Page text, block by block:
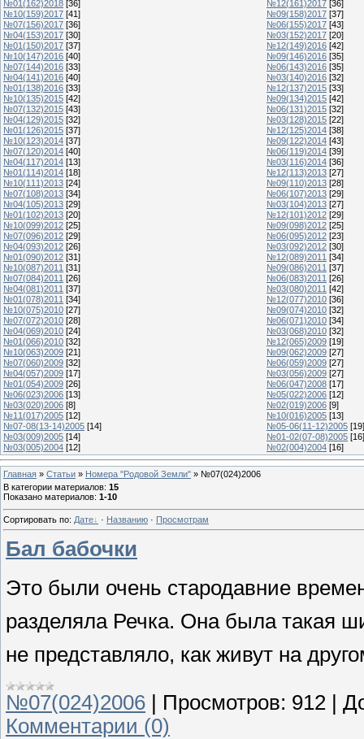
№01(162)2018 [36] №12(161)2017 [36]
№10(159)2017 [41] №09(158)2017 [37]
№07(156)2017 [36] №06(155)2017 [43]
№04(153)2017 [30] №03(152)2017 [20]
№01(150)2017 [37] №12(149)2016 [42]
№10(147)2016 [40] №09(146)2016 [35]
№07(144)2016 [33] №06(143)2016 [35]
№04(141)2016 [40] №03(140)2016 [32]
№01(138)2016 [33] №12(137)2015 [33]
№10(135)2015 [42] №09(134)2015 [42]
№07(132)2015 [43] №06(131)2015 [32]
№04(129)2015 [32] №03(128)2015 [22]
№01(126)2015 [37] №12(125)2014 [38]
№10(123)2014 [37] №09(122)2014 [43]
№07(120)2014 [40] №06(119)2014 [39]
№04(117)2014 [13] №03(116)2014 [36]
№01(114)2014 [18] №12(113)2013 [27]
№10(111)2013 [24] №09(110)2013 [28]
№07(108)2013 [34] №06(107)2013 [29]
№04(105)2013 [29] №03(104)2013 [27]
№01(102)2013 [20] №12(101)2012 [29]
№10(099)2012 [25] №09(098)2012 [25]
№07(096)2012 [29] №06(095)2012 [23]
№04(093)2012 [26] №03(092)2012 [30]
№01(090)2012 [31] №12(089)2011 [34]
№10(087)2011 [31] №09(086)2011 [37]
№07(084)2011 [26] №06(083)2011 [26]
№04(081)2011 [37] №03(080)2011 [42]
№01(078)2011 [34] №12(077)2010 [36]
№10(075)2010 [27] №09(074)2010 [32]
№07(072)2010 [28] №06(071)2010 [34]
№04(069)2010 [24] №03(068)2010 [32]
№01(066)2010 [32] №12(065)2009 [19]
№10(063)2009 [21] №09(062)2009 [27]
№07(060)2009 [32] №06(059)2009 [27]
№04(057)2009 [17] №03(056)2009 [27]
№01(054)2009 [26] №06(047)2008 [17]
№06(023)2006 [13] №05(022)2006 [12]
№03(020)2006 [8] №02(019)2006 [9]
№11(017)2005 [12] №10(016)2005 [13]
№07-08(13-14)2005 [14] №05-06(11-12)2005 [19]
№03(009)2005 [14] №01-02(07-08)2005 [16]
№03(005)2004 [12] №02(004)2004 [16]
Главная » Статьи » Номера "Родовой Земли" » №07(024)2006
В категории материалов: 15
Показано материалов: 1-10
Сортировать по: Дате · Названию · Просмотрам
Бал бабочки
Это были очень стародавние
разделяла Речка. Она была такая
не представляло, как живут на
№07(024)2006 Просмотров: 912
Комментарии (0)